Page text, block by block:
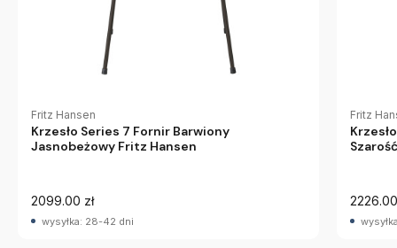
Fritz Hansen
Krzesło Series 7 Fornir Barwiony
Jasnobeżowy Fritz Hansen
2099.00 zł
wysyłka: 28-42 dni
Fritz